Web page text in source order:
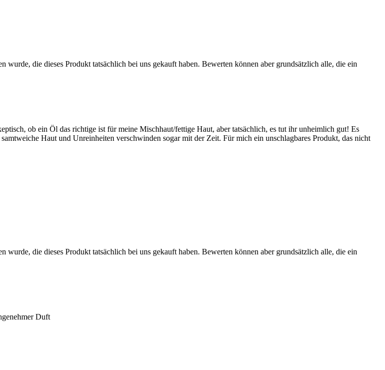
die dieses Produkt tatsächlich bei uns gekauft haben. Bewerten können aber grundsätzlich alle, die ein
ob ein Öl das richtige ist für meine Mischhaut/fettige Haut, aber tatsächlich, es tut ihr unheimlich gut! Es
Haut und Unreinheiten verschwinden sogar mit der Zeit. Für mich ein unschlagbares Produkt, das nicht
die dieses Produkt tatsächlich bei uns gekauft haben. Bewerten können aber grundsätzlich alle, die ein
Duft